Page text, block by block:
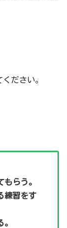
ださい。
らう。
練習をす